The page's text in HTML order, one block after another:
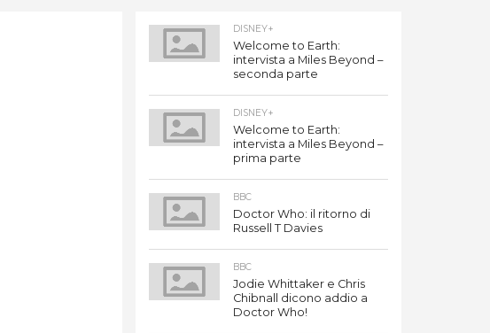
DISNEY+
Welcome to Earth:
intervista a Miles Beyond –
seconda parte
DISNEY+
Welcome to Earth:
intervista a Miles Beyond –
prima parte
BBC
Doctor Who: il ritorno di
Russell T Davies
BBC
Jodie Whittaker e Chris
Chibnall dicono addio a
Doctor Who!